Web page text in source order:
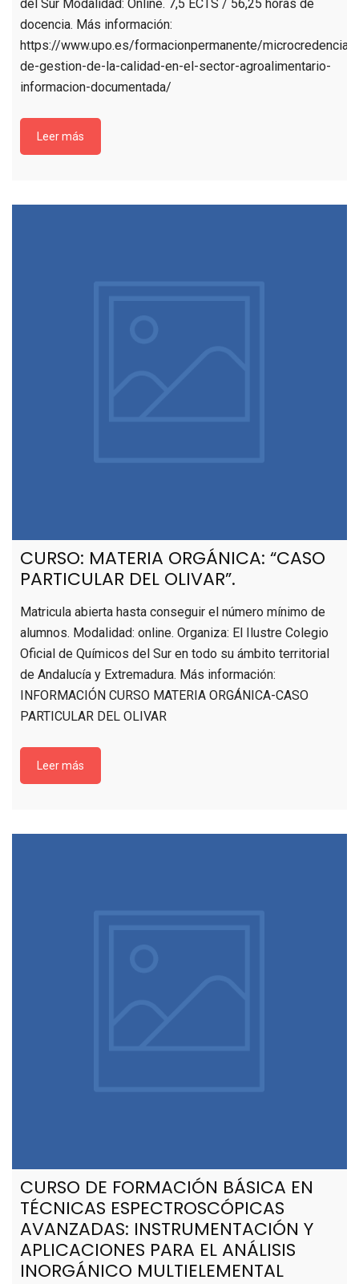
del Sur Modalidad: Online. 7,5 ECTS / 56,25 horas de
docencia. Más información:
https://www.upo.es/formacionpermanente/
de-gestion-de-la-calidad-en-el-sector-agroalimentario-
informacion-documentada/
Leer más
CURSO: MATERIA ORGÁNICA: “CASO
PARTICULAR DEL OLIVAR”.
Matricula abierta hasta conseguir el número mínimo de
alumnos. Modalidad: online. Organiza: El Ilustre Colegio
Oficial de Químicos del Sur en todo su ámbito territorial
de Andalucía y Extremadura. Más información:
INFORMACIÓN CURSO MATERIA ORGÁNICA-CASO
PARTICULAR DEL OLIVAR
Leer más
CURSO DE FORMACIÓN BÁSICA EN
TÉCNICAS ESPECTROSCÓPICAS
AVANZADAS: INSTRUMENTACIÓN Y
APLICACIONES PARA EL ANÁLISIS
INORGÁNICO MULTIELEMENTAL